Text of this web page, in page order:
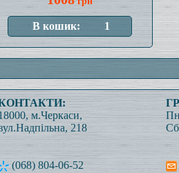
м.Черкаси,
218
(068) 804-06-52